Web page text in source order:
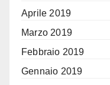
Aprile 2019
Marzo 2019
Febbraio 2019
Gennaio 2019